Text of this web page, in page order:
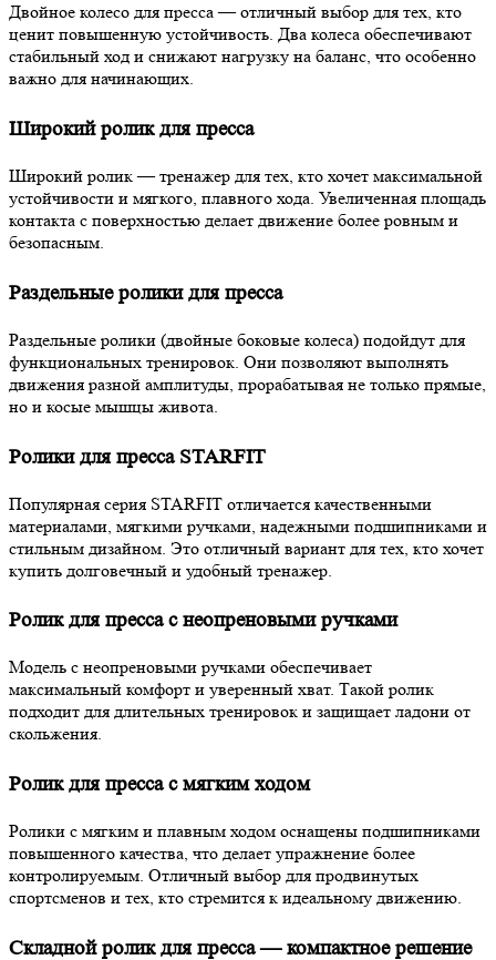
Двойное колесо для пресса — отличный выбор для тех, кто
ценит повышенную устойчивость. Два колеса обеспечивают
стабильный ход и снижают нагрузку на баланс, что особенно
важно для начинающих.
Широкий ролик для пресса
Широкий ролик — тренажер для тех, кто хочет максимальной
устойчивости и мягкого, плавного хода. Увеличенная площадь
контакта с поверхностью делает движение более ровным и
безопасным.
Раздельные ролики для пресса
Раздельные ролики (двойные боковые колеса) подойдут для
функциональных тренировок. Они позволяют выполнять
движения разной амплитуды, прорабатывая не только прямые,
но и косые мышцы живота.
Ролики для пресса STARFIT
Популярная серия STARFIT отличается качественными
материалами, мягкими ручками, надежными подшипниками и
стильным дизайном. Это отличный вариант для тех, кто хочет
купить долговечный и удобный тренажер.
Ролик для пресса с неопреновыми ручками
Модель с неопреновыми ручками обеспечивает
максимальный комфорт и уверенный хват. Такой ролик
подходит для длительных тренировок и защищает ладони от
скольжения.
Ролик для пресса с мягким ходом
Ролики с мягким и плавным ходом оснащены подшипниками
повышенного качества, что делает упражнение более
контролируемым. Отличный выбор для продвинутых
спортсменов и тех, кто стремится к идеальному движению.
Складной ролик для пресса — компактное решение